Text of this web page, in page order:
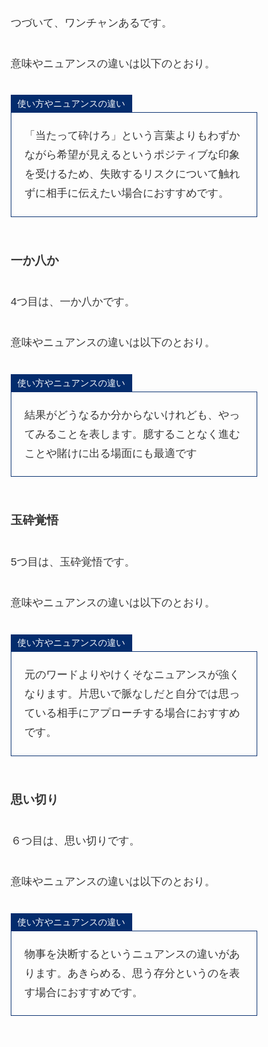
つづいて、ワンチャンあるです。
意味やニュアンスの違いは以下のとおり。
使い方やニュアンスの違い
「当たって砕けろ」という言葉よりもわずか
ながら希望が見えるというポジティブな印象
を受けるため、失敗するリスクについて触れ
ずに相手に伝えたい場合におすすめです。
一か八か
4つ目は、一か八かです。
意味やニュアンスの違いは以下のとおり。
使い方やニュアンスの違い
結果がどうなるか分からないけれども、やっ
てみることを表します。臆することなく進む
ことや賭けに出る場面にも最適です
玉砕覚悟
5つ目は、玉砕覚悟です。
意味やニュアンスの違いは以下のとおり。
使い方やニュアンスの違い
元のワードよりやけくそなニュアンスが強く
なります。片思いで脈なしだと自分では思っ
ている相手にアプローチする場合におすすめ
です。
思い切り
６つ目は、思い切りです。
意味やニュアンスの違いは以下のとおり。
使い方やニュアンスの違い
物事を決断するというニュアンスの違いがあ
ります。あきらめる、思う存分というのを表
す場合におすすめです。